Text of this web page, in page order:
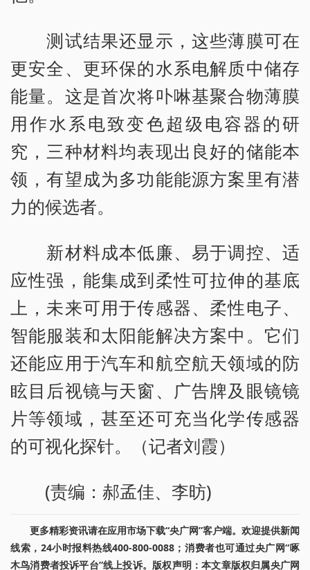
测试结果还显示，这些薄膜可在
更安全、更环保的水系电解质中储存
能量。这是首次将卟啉基聚合物薄膜
用作水系电致变色超级电容器的研
究，三种材料均表现出良好的储能本
领，有望成为多功能能源方案里有潜
力的候选者。
新材料成本低廉、易于调控、适
应性强，能集成到柔性可拉伸的基底
上，未来可用于传感器、柔性电子、
智能服装和太阳能解决方案中。它们
还能应用于汽车和航空航天领域的防
眩目后视镜与天窗、广告牌及眼镜镜
片等领域，甚至还可充当化学传感器
的可视化探针。（记者刘霞）
(责编：郝孟佳、李昉)
更多精彩资讯请在应用市场下载“央广网”客户端。欢迎提供新闻
线索，24小时报料热线400-800-0088；消费者也可通过央广网“啄
木鸟消费者投诉平台”线上投诉。版权声明：本文章版权归属央广网